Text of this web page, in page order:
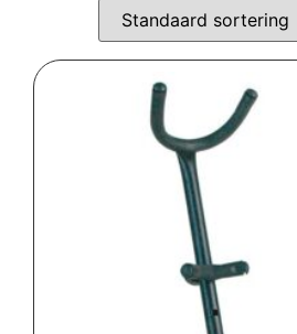
Merk filter